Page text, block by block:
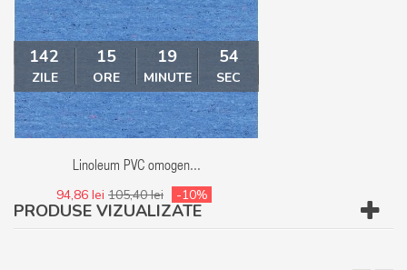
142
ZILE
15
ORE
19
MINUTE
53
SEC
Linoleum PVC omogen...
94,86 lei 105,40 lei -10%
PRODUSE VIZUALIZATE